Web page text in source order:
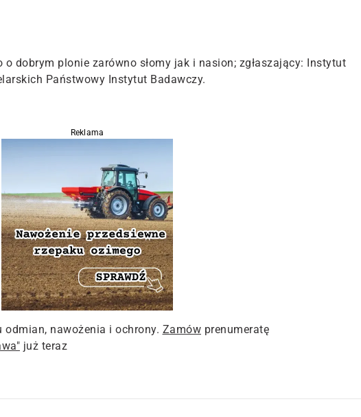
o dobrym plonie zarówno słomy jak i nasion; zgłaszający: Instytut
Państwowy Instytut Badawczy.
Reklama
odmian, nawożenia i ochrony. Zamów prenumeratę
już teraz